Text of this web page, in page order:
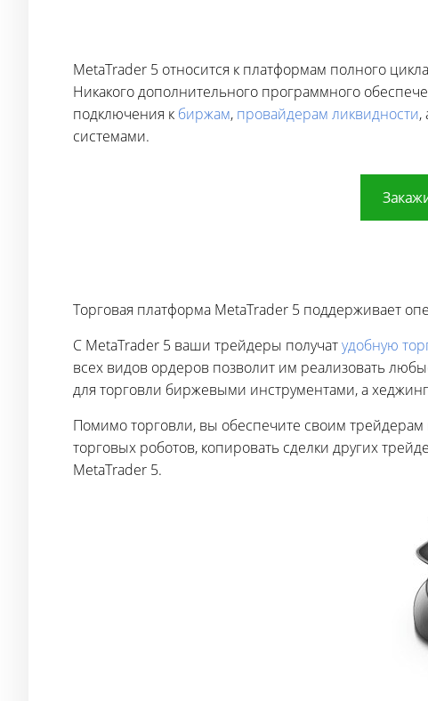
MetaTrader 5 относится к платформам полного
Никакого дополнительного программного
подключения к биржам, провайдерам ликвидности,
системами.
Торговая платформа MetaTrader 5 поддерживает
С MetaTrader 5 ваши трейдеры получатудобную
всех видов ордеров позволит им реализовать
для торговли биржевыми инструментами, а
Помимо торговли, вы обеспечите своим
торговых роботов, копировать сделки других
MetaTrader 5.